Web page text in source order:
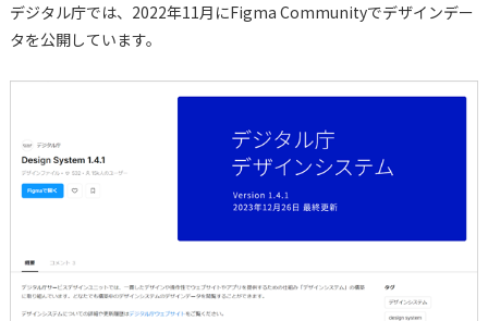
デジタル庁では、2022年11月にFigma Communityでデザインデー
タを公開しています。